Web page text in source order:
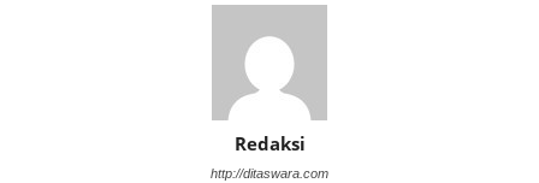
Redaksi
http://ditaswara.com